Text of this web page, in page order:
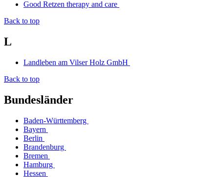
Good Retzen therapy and care
Back to top
L
Landleben am Vilser Holz GmbH
Back to top
Bundesländer
Baden-Württemberg
Bayern
Berlin
Brandenburg
Bremen
Hamburg
Hessen